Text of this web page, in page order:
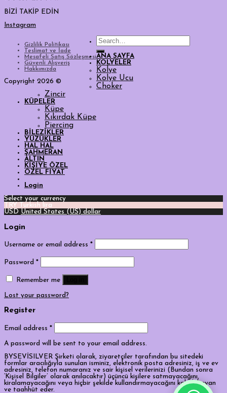
BİZİ TAKİP EDİN
Instagram
Gizlilik Politikası
Teslimat ve İade
Mesafeli Satış Sözleşmesi
Güvenli Alışveriş
Hakkımızda
Copyright 2026 ©
Search
for:
ANA SAYFA
KOLYELER
Kolye
Kolye Ucu
Choker
Zincir
KÜPELER
Küpe
Kıkırdak Küpe
Piercing
BİLEZİKLER
YÜZÜKLER
HAL HAL
ŞAHMERAN
ALTIN
KİŞİYE ÖZEL
ÖZEL FİYAT
Login
Select your currency
TRY
Turkish lira
USD United States (US) dollar
Login
Username or email address *
Password *
Remember me
Lost your password?
Register
Email address *
A password will be sent to your email address.
BYSEVİSILVER Şirketi olarak, ziyaretçiler tarafından bu sitedeki
formlar aracılığıyla sunulan isminiz, elektronik posta adresiniz, iş ve ev
adresiniz, telefon numaranız ve sair kişisel verilerinizi (Bundan sonra
‘Kişisel Bilgiler’ olarak anılacaktır) üçüncü kişilere satmayacağını,
kiralamayacağını veya hiçbir şekilde kullandırmayacağını kabul, beyan
ve taahhüt eder.